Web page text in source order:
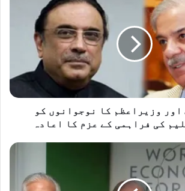
اور وزیراعظم کا نوجوانوں کو
کی فراہمی کے عزم کا اعادہ